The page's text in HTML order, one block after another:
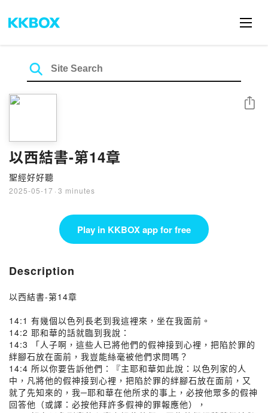
以西結書-第14章
聖經好好聽
2025-05-17 · 3 minutes
Share
Play in KKBOX app for free
Description
以西結書-第14章
14:1 有幾個以色列長老到我這裡來，坐在我面前。
14:2 耶和華的話就臨到我說：
14:3 「人子啊，這些人已將他們的假神接到心裡，把陷於罪的
絆腳石放在面前，我豈能絲毫被他們求問嗎？
14:4 所以你要告訴他們：『主耶和華如此說：以色列家的人
中，凡將他的假神接到心裡，把陷於罪的絆腳石放在面前，又
就了先知來的，我─耶和華在他所求的事上，必按他眾多的假神
回答他（或譯：必按他拜許多假神的罪報應他），